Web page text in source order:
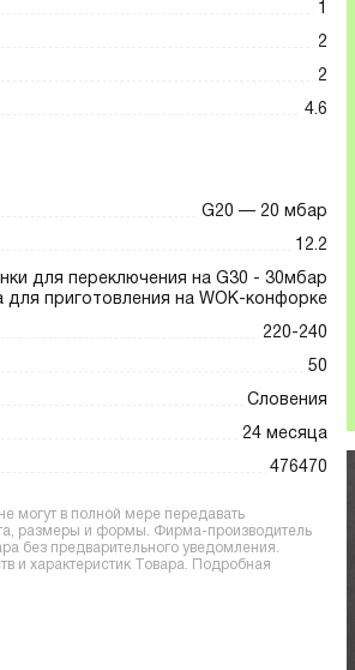
1
2
2
4.6
G20 — 20 мбар
12.2
для переключения на G30 - 30мбар
для приготовления на WOK-конфорке
220-240
50
Словения
24 месяца
476470
могут в полной мере передавать
размеры и формы. Фирма-производитель
без предварительного уведомления.
и характеристик Товара. Подробная